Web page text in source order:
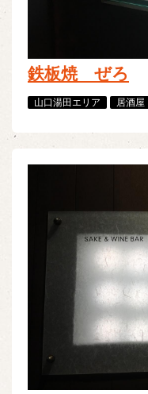
鉄板焼 ぜろ
山口湯田エリア 居酒屋